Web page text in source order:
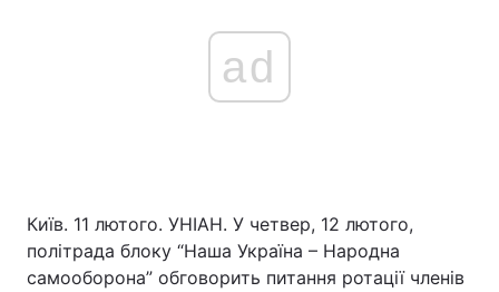
ad
Київ. 11 лютого. УНІАН. У четвер, 12 лютого,
політрада блоку “Наша Україна – Народна
самооборона” обговорить питання ротації членів